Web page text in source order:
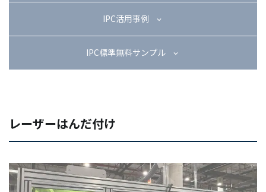
IPC活用事例
IPC標準無料サンプル
レーザーはんだ付け